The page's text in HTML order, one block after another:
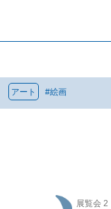
アート #絵画
展覧会 2